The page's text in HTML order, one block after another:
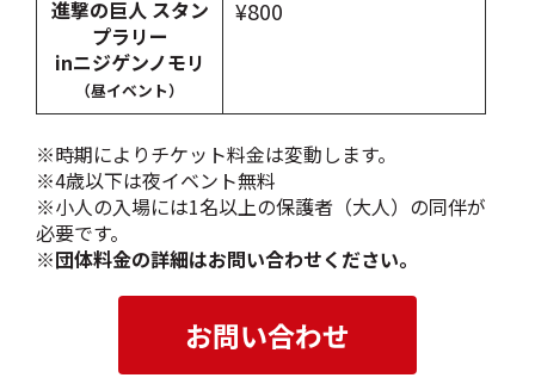
進撃の巨人 スタン
プラリー
inニジゲンノモリ
（昼イベント）
¥800
※時期によりチケット料金は変動します。
※4歳以下は夜イベント無料
※小人の入場には1名以上の保護者（大人）の同伴が
必要です。
※団体料金の詳細はお問い合わせください。